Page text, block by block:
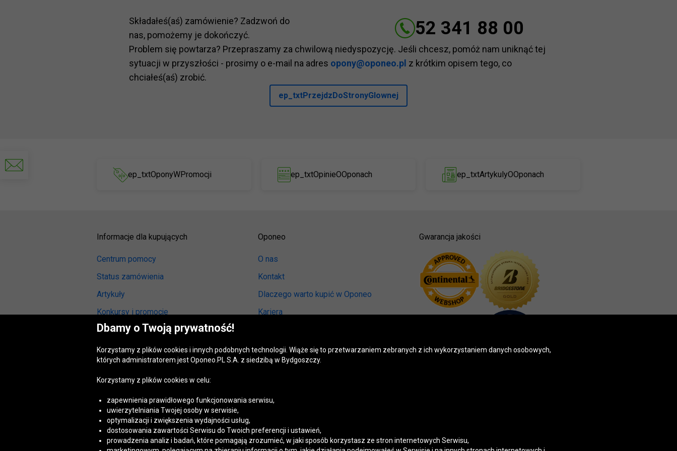
Składałeś(aś) zamówienie? Zadzwoń do
nas, pomożemy je dokończyć.
52 341 88 00
Problem się powtarza? Przepraszamy za chwilową niedyspozycję. Jeśli chcesz, pomóż nam uniknąć tej
sytuacji w przyszłości - prosimy o e-mail na adres opony@oponeo.pl z krótkim opisem tego, co
chciałeś(aś) zrobić.
ep_txtPrzejdzDoStronyGlownej
ep_txtOponyWPromocji ep_txtOpinieOOponach ep_txtArtykulyOOponach
Informacje dla kupujących
Centrum pomocy
Status zamówienia
Artykuły
Konkursy i promocje
Odstąpienie od umowy
Reklamacja gwarancyjna
Opinie o oponach
Akt o usługach cyfrowych(DSA)
Dostępność cyfrowa
Oponeo
O nas
Kontakt
Dlaczego warto kupić w Oponeo
Kariera
Biuro prasowe
Kręci nas recykling
Mapa fotoradarów
Ustawienia cookies
Gwarancja jakości
Dbamy o Twoją prywatność!
Korzystamy z plików cookies i innych podobnych technologii. Wiąże się to przetwarzaniem zebranych z ich wykorzystaniem danych osobowych,
których administratorem jest Oponeo.PL S.A. z siedzibą w Bydgoszczy.
Korzystamy z plików cookies w celu:
zapewnienia prawidłowego funkcjonowania serwisu,
uwierzytelniania Twojej osoby w serwisie,
optymalizacji i zwiększenia wydajności usług,
dostosowania zawartości Serwisu do Twoich preferencji i ustawień,
prowadzenia analiz i badań, które pomagają zrozumieć, w jaki sposób korzystasz ze stron internetowych Serwisu,